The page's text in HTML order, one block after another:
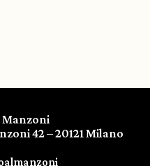
42 – 20121 Milano